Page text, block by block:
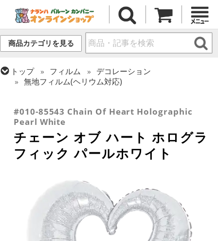
商品カテゴリを見る
トップ フィルム
デコレーション
無地フィルム(ヘリウム対応)
#010-85543 Chain Of Heart Holographic
Pearl White
チェーン オブ ハート ホログラ
フィック パールホワイト